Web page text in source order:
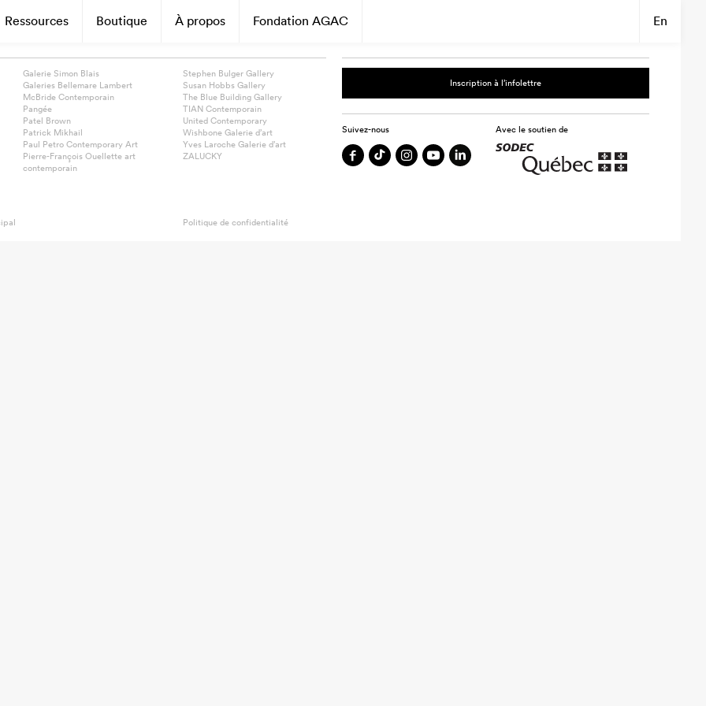
Ressources Boutique À propos Fondation AGAC En
Galerie Simon Blais
Galeries Bellemare Lambert
McBride Contemporain
Pangée
Patel Brown
Patrick Mikhail
Paul Petro Contemporary Art
Pierre-François Ouellette art
contemporain
Stephen Bulger Gallery
Susan Hobbs Gallery
The Blue Building Gallery
TIAN Contemporain
United Contemporary
Wishbone Galerie d’art
Yves Laroche Galerie d’art
ZALUCKY
Inscription à l’infolettre
Suivez-nous Avec le soutien de
Politique de confidentialité